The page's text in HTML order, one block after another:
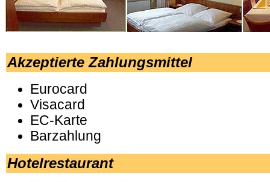
Akzeptierte Zahlungsmittel
Eurocard
Visacard
EC-Karte
Barzahlung
Hotelrestaurant